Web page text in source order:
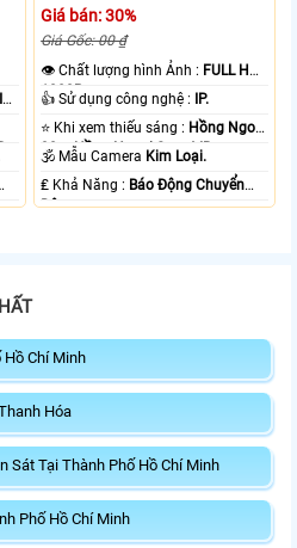
Giá bán: 30%
Giá Gốc: 00 ₫
👁 Chất lượng hình Ảnh : FULL HD
1080P .
👍 Sử dụng công nghệ :
IP.
⭐ Khi xem thiếu sáng : Hồng Ngoại
30m Hồng Ngoại Smart IR.
🕉️ Mẫu Camera Kim Loại.
️₤ Khả Năng : Báo Động Chuyển
Động.
Hồ Chí Minh
Hóa
Sát Tại Thành Phố Hồ Chí Minh
Phố Hồ Chí Minh